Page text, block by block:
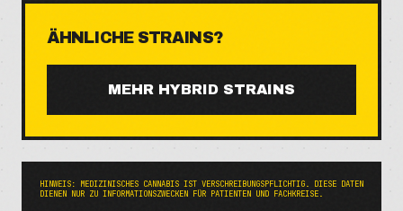
ÄHNLICHE STRAINS?
MEHR HYBRID STRAINS
HINWEIS: MEDIZINISCHES CANNABIS IST VERSCHREIBUNGSPFLICHTIG. DIESE DATEN
DIENEN NUR ZU INFORMATIONSZWECKEN FÜR PATIENTEN UND FACHKREISE.